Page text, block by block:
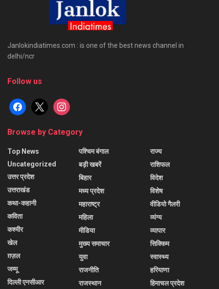
Janlokindiatimes.com : is one of the best news channel in
delhi/ncr
Follow us
facebook
x instagram
Browse by Category
Top News
Uncategorized
उत्तर प्रदेश
उत्तराखंड
कथा-कहानी
कविता
कश्मीर
खेल
ग़ज़ल
जम्मू
दिल्ली एनसीआर
पश्चिम बंगाल
बड़ी खबरें
बिहार
मध्य प्रदेश
महाराष्ट्र
महिला
मीडिया
मुख्य समाचार
युवा
राजनीति
राजस्थान
राज्य
राशिफल
विदेश
विशेष
वीडियो गैलरी
व्यंग्य
व्यापार
सिक्किम
स्वास्थ्य
हरियाणा
हिमाचल प्रदेश